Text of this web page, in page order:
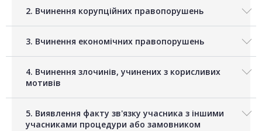
2. Вчинення корупційних правопорушень
3. Вчинення економічних правопорушень
4. Вчинення злочинів, учинених з корисливих
мотивів
5. Виявлення факту зв'язку учасника з іншими
учасниками процедури або замовником